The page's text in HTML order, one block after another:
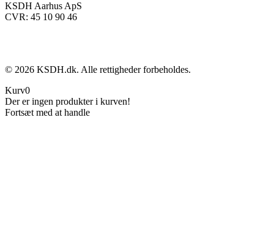
KSDH Aarhus ApS
CVR: 45 10 90 46
© 2026 KSDH.dk. Alle rettigheder forbeholdes.
Kurv0
Der er ingen produkter i kurven!
Fortsæt med at handle